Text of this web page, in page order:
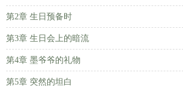
第2章 生日预备时
第3章 生日会上的暗流
第4章 墨爷爷的礼物
第5章 突然的坦白